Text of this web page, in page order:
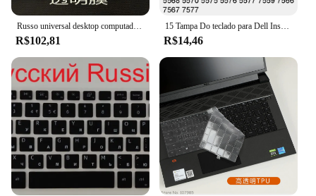
Russo universal desktop computador pc teclado capa filme para lenovo hp dell película de proteção da pele muitos 19 21 23 24 27 34 polegada
R$102,81
15 Tampa Do teclado para Dell Inspiron 5501 5502 5505 5508 5509 5584 5590 5593 5594 5598 Urban Fit Protetor Da Pele de Silicone Caso
R$14,46